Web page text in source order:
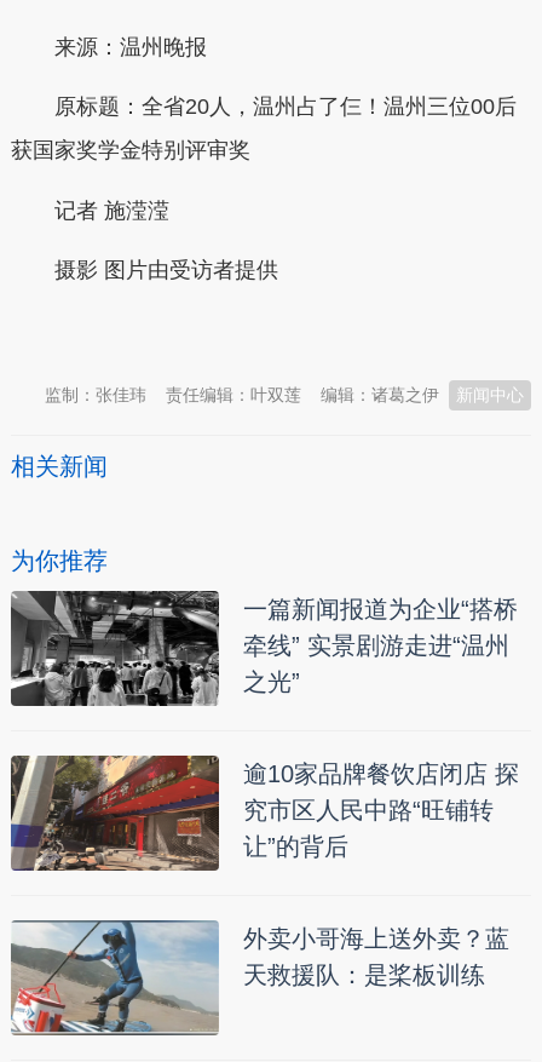
来源： 温州晚报
原标题： 全省20人，温州占了仨！温州三位00后
获国家奖学金特别评审奖
记者 施滢滢
摄影 图片由受访者提供
新闻中心
编辑：诸葛之伊
责任编辑：叶双莲
监制：张佳玮
相关新闻
为你推荐
一篇新闻报道为企业“搭桥
牵线” 实景剧游走进“温州
之光”
逾10家品牌餐饮店闭店 探
究市区人民中路“旺铺转
让”的背后
外卖小哥海上送外卖？蓝
天救援队：是桨板训练